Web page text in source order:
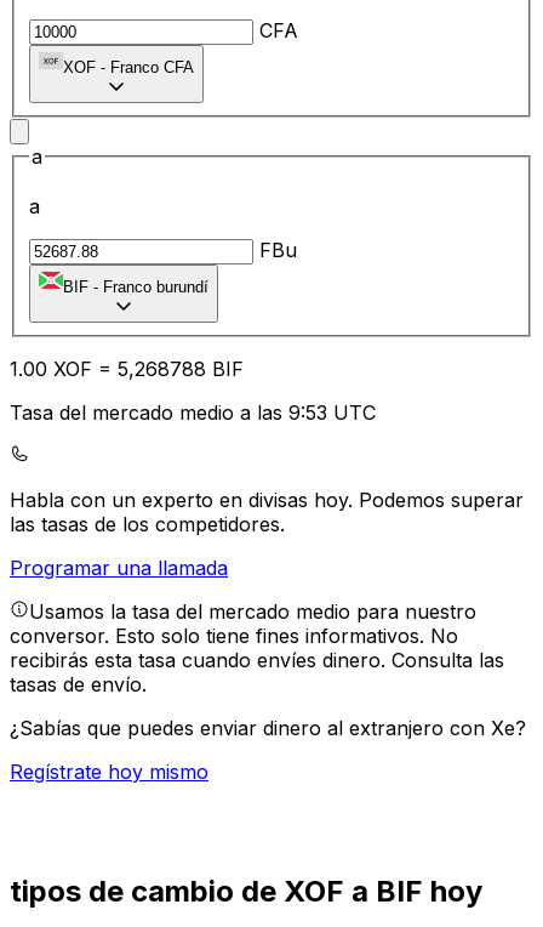
CFA
XOF - Franco CFA
a
a
FBu
BIF - Franco burundí
1.00 XOF = 5,268788 BIF
Tasa del mercado medio a las 9:53 UTC
Habla con un experto en divisas hoy. Podemos superar
las tasas de los competidores.
Programar una llamada
Usamos la tasa del mercado medio para nuestro
conversor. Esto solo tiene fines informativos. No
recibirás esta tasa cuando envíes dinero. Consulta las
tasas de envío.
¿Sabías que puedes enviar dinero al extranjero con Xe?
Regístrate hoy mismo
tipos de cambio de XOF a BIF hoy